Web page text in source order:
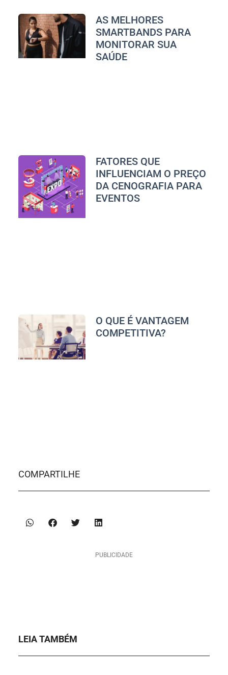
AS MELHORES
SMARTBANDS PARA
MONITORAR SUA
SAÚDE
FATORES QUE
INFLUENCIAM O PREÇO
DA CENOGRAFIA PARA
EVENTOS
O QUE É VANTAGEM
COMPETITIVA?
COMPARTILHE
PUBLICIDADE
LEIA TAMBÉM